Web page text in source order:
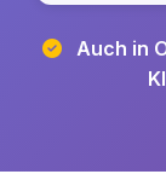
Auch in